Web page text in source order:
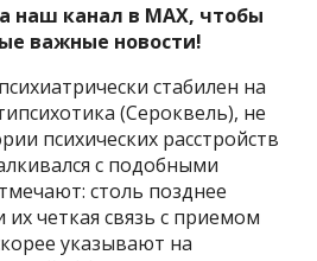
наш канал в MAX, чтобы
важные новости!
стабилен на
(Сероквель), не
психических расстройств
с подобными
столь позднее
четкая связь с приемом
указывают на